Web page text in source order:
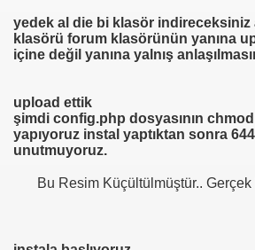
yedek al die bi klasör indireceksiniz
klasörü forum klasörünün yanına
içine değil yanına yalnış
upload ettik
şimdi config.php dosyasının chmod
yapıyoruz instal yaptıktan sonra
unutmuyoruz.
Bu Resim Küçültülmüştür..